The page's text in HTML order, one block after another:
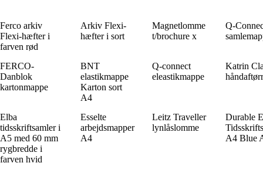
Ferco arkiv
Flexi-hæfter i
farven rød
Arkiv Flexi-
hæfter i sort
Magnetlomme
t/brochure x
Q-
FERCO-
Danblok
kartonmappe
BNT
elastikmappe
Karton sort
A4
Q-connect
eleastikmappe
Katrin
Elba
tidsskriftsamler i
A5 med 60 mm
rygbredde i
farven hvid
Esselte
arbejdsmapper
A4
Leitz Traveller
lynlåslomme
Durable
A4 Blue